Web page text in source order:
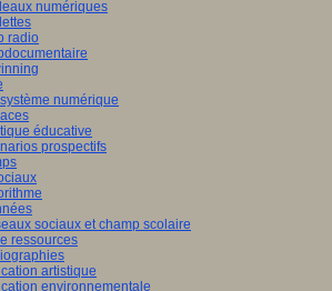
numériques
radio
numérique
éducative
prospectifs
sociaux et champ scolaire
ressources
artistique
environnementale